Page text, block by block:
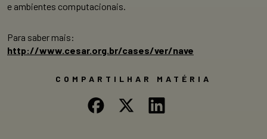
e ambientes computacionais.
Para saber mais:
http://www.cesar.org.br/cases/ver/nave
COMPARTILHAR MATÉRIA